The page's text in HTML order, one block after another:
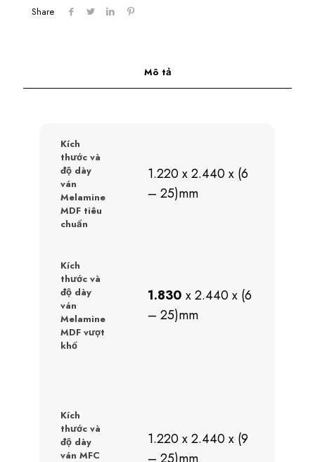
Share
Mô tả
Kích
thước và
độ dày
ván
Melamine
MDF tiêu
chuẩn
1.220 x 2.440 x (6
– 25)mm
Kích
thước và
độ dày
ván
Melamine
MDF vượt
khổ
1.830 x 2.440 x (6
– 25)mm
Kích
thước và
độ dày
ván MFC
1.220 x 2.440 x (9